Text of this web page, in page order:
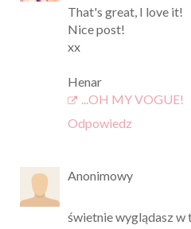
That's great, I love it!
Nice post!
xx
Henar
...OH MY VOGUE!
Odpowiedz
Anonimowy
świetnie wyglądasz w